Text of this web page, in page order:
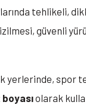
tehlikeli,
güvenli
spor
olarak